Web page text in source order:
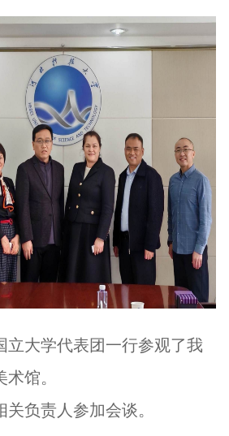
立大学代表团一行参观了我
馆。
关负责人参加会谈。